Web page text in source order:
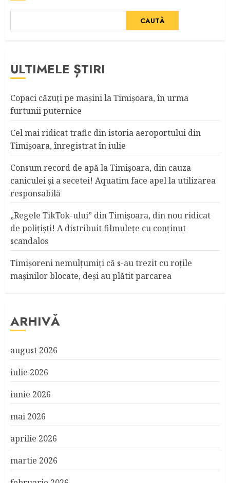
CAUTĂ
ULTIMELE ȘTIRI
Copaci căzuţi pe maşini la Timişoara, în urma
furtunii puternice
Cel mai ridicat trafic din istoria aeroportului din
Timişoara, înregistrat în iulie
Consum record de apă la Timişoara, din cauza
caniculei şi a secetei! Aquatim face apel la utilizarea
responsabilă
„Regele TikTok-ului” din Timişoara, din nou ridicat
de poliţişti! A distribuit filmuleţe cu conţinut
scandalos
Timişoreni nemulţumiţi că s-au trezit cu roţile
maşinilor blocate, deşi au plătit parcarea
ARHIVĂ
august 2026
iulie 2026
iunie 2026
mai 2026
aprilie 2026
martie 2026